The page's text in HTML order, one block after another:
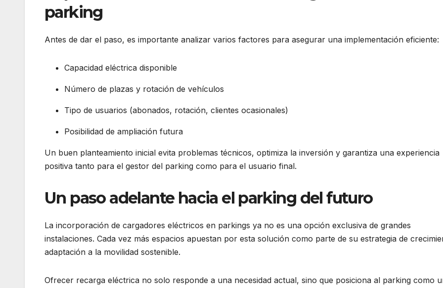
parking
Antes de dar el paso, es importante analizar varios factores para asegurar una implementación eficiente:
Capacidad eléctrica disponible
Número de plazas y rotación de vehículos
Tipo de usuarios (abonados, rotación, clientes ocasionales)
Posibilidad de ampliación futura
Un buen planteamiento inicial evita problemas técnicos, optimiza la inversión y garantiza una experiencia
positiva tanto para el gestor del parking como para el usuario final.
Un paso adelante hacia el parking del futuro
La incorporación de cargadores eléctricos en parkings ya no es una opción exclusiva de grandes
instalaciones. Cada vez más espacios apuestan por esta solución como parte de su estrategia de
adaptación a la movilidad sostenible.
Ofrecer recarga eléctrica no solo responde a una necesidad actual, sino que posiciona al parking como